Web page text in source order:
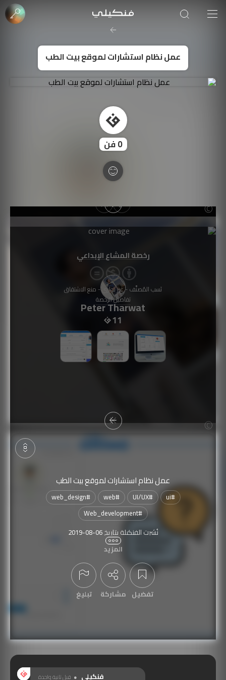
عمل نظام استشارات لموقع بيت الطب
0فن
Peter Tharwat
11
عمل نظام استشارات لموقع بيت الطب
#
ui
#
UI/UX
#
web
#
web_design
#
Web_development
نُشرت الفنكيلة بتاريخ2019-08-06
تمّت مشاهدتها1,192المزيد
تفضيل مشاركة تبليغ
رخصة المشاع الإبداعي
نَسب المُصنَّف - غير تجاري - منع الاشتقاق
تفاصيل الرخصة
صورة الغلاف من فن
SOUFIANE Abid
فنكيلي قبل ثانية واحدة